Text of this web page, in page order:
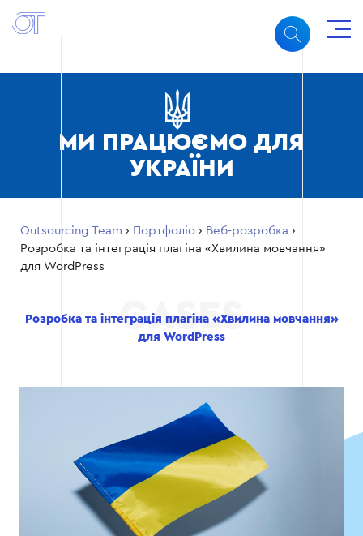
МИ ПРАЦЮЄМО ДЛЯ
УКРАЇНИ
Outsourcing Team › Портфоліо › Веб-розробка ›
Розробка та інтеграція плагіна «Хвилина мовчання»
для WordPress
Розробка та інтеграція плагіна «Хвилина мовчання»
для WordPress